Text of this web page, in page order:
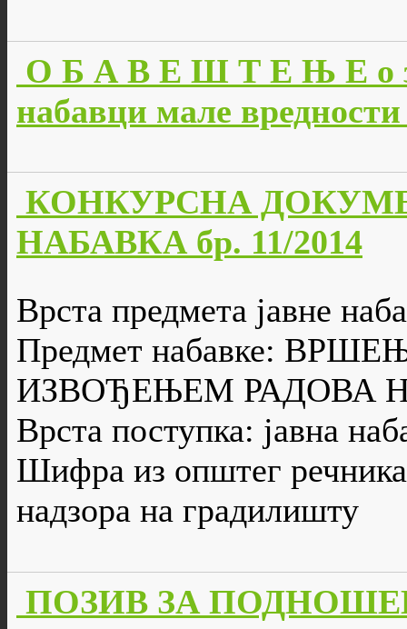
О Б А В Е Ш Т Е Њ Е о
набавци мале
КОНКУРСНА
НАБАВКА бр. 11/2014
Врста предмета јавне
Предмет набавке:
ИЗВОЂЕЊЕМ РАДОВА
Врста поступка: јавна
Шифра из општег
надзора на градилишту
ПОЗИВ ЗА